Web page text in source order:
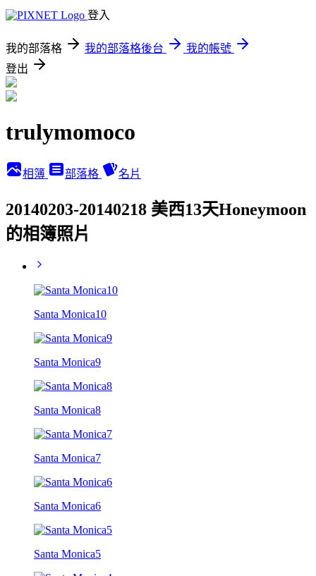
登入
我的部落格 我的部落格後台
我的帳號
登出
trulymomoco
相簿 部落格 名片
20140203-20140218 美西13天Honeymoon
的相簿照片
Santa Monica10
Santa Monica9
Santa Monica8
Santa Monica7
Santa Monica6
Santa Monica5